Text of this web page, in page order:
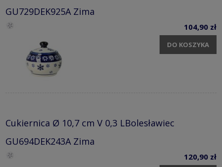
GU729DEK925A Zima
104,90 zł
DO KOSZYKA
Cukiernica Ø 10,7 cm V 0,3 LBolesławiec
GU694DEK243A Zima
120,90 zł